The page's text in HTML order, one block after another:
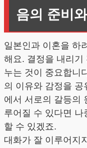
음의 준비
일본인과 이혼을 하
해요. 결정을 내리기
누는 것이 중요합니
의 이유와 감정을
에서 서로의 갈등의
루어질 수 있다면 나
할 수 있겠죠.
대화가 잘 이루어지